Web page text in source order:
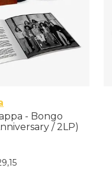
- Bongo
/ 2LP)
,15